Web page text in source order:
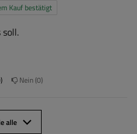
Kauf bestätigt
Nein 0
alle